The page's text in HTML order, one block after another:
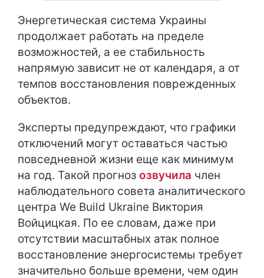
Энергетическая система Украины
продолжает работать на пределе
возможностей, а ее стабильность
напрямую зависит не от календаря, а от
темпов восстановления поврежденных
объектов.
Эксперты предупреждают, что графики
отключений могут оставаться частью
повседневной жизни еще как минимум
на год. Такой прогноз озвучила член
наблюдательного совета аналитического
центра We Build Ukraine Виктория
Войцицкая. По ее словам, даже при
отсутствии масштабных атак полное
восстановление энергосистемы требует
значительно больше времени, чем один